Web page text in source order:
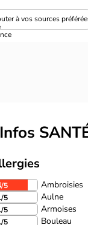
à vos sources
Infos
/5
Ambroisies
/5
Aulne
/5
Armoises
/5 Bouleau